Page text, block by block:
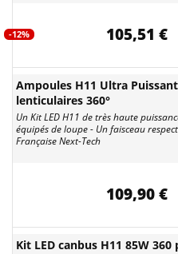
-12% 105,51 €
Ampoules H11 Ultra
lenticulaires 360°
Un Kit LED H11 de très haute
équipés de loupe - Un faisceau
Française Next-Tech
109,90 €
Kit LED canbus H11 85W